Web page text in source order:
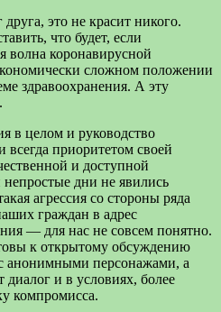
друга, это не красит никого.
что будет, если
волна коронавирусной
сложном положении
здравоохранения. А эту
в целом и руководство
всегда приоритетом своей
и доступной
дни не явились
агрессия со стороны ряда
граждан в адрес
— для нас не совсем понятно.
к открытому обсуждению
анонимными персонажами, а
и в условиях, более
компромисса.